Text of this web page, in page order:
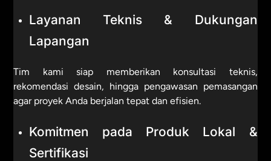
Layanan Teknis & Dukungan
Lapangan
Tim kami siap memberikan konsultasi teknis,
rekomendasi desain, hingga pengawasan pemasangan
agar proyek Anda berjalan tepat dan efisien.
Komitmen pada Produk Lokal &
Sertifikasi